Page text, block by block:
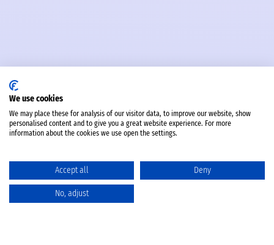
We use cookies
We may place these for analysis of our visitor data, to improve our website, show
personalised content and to give you a great website experience. For more
information about the cookies we use open the settings.
Accept all Deny
No, adjust